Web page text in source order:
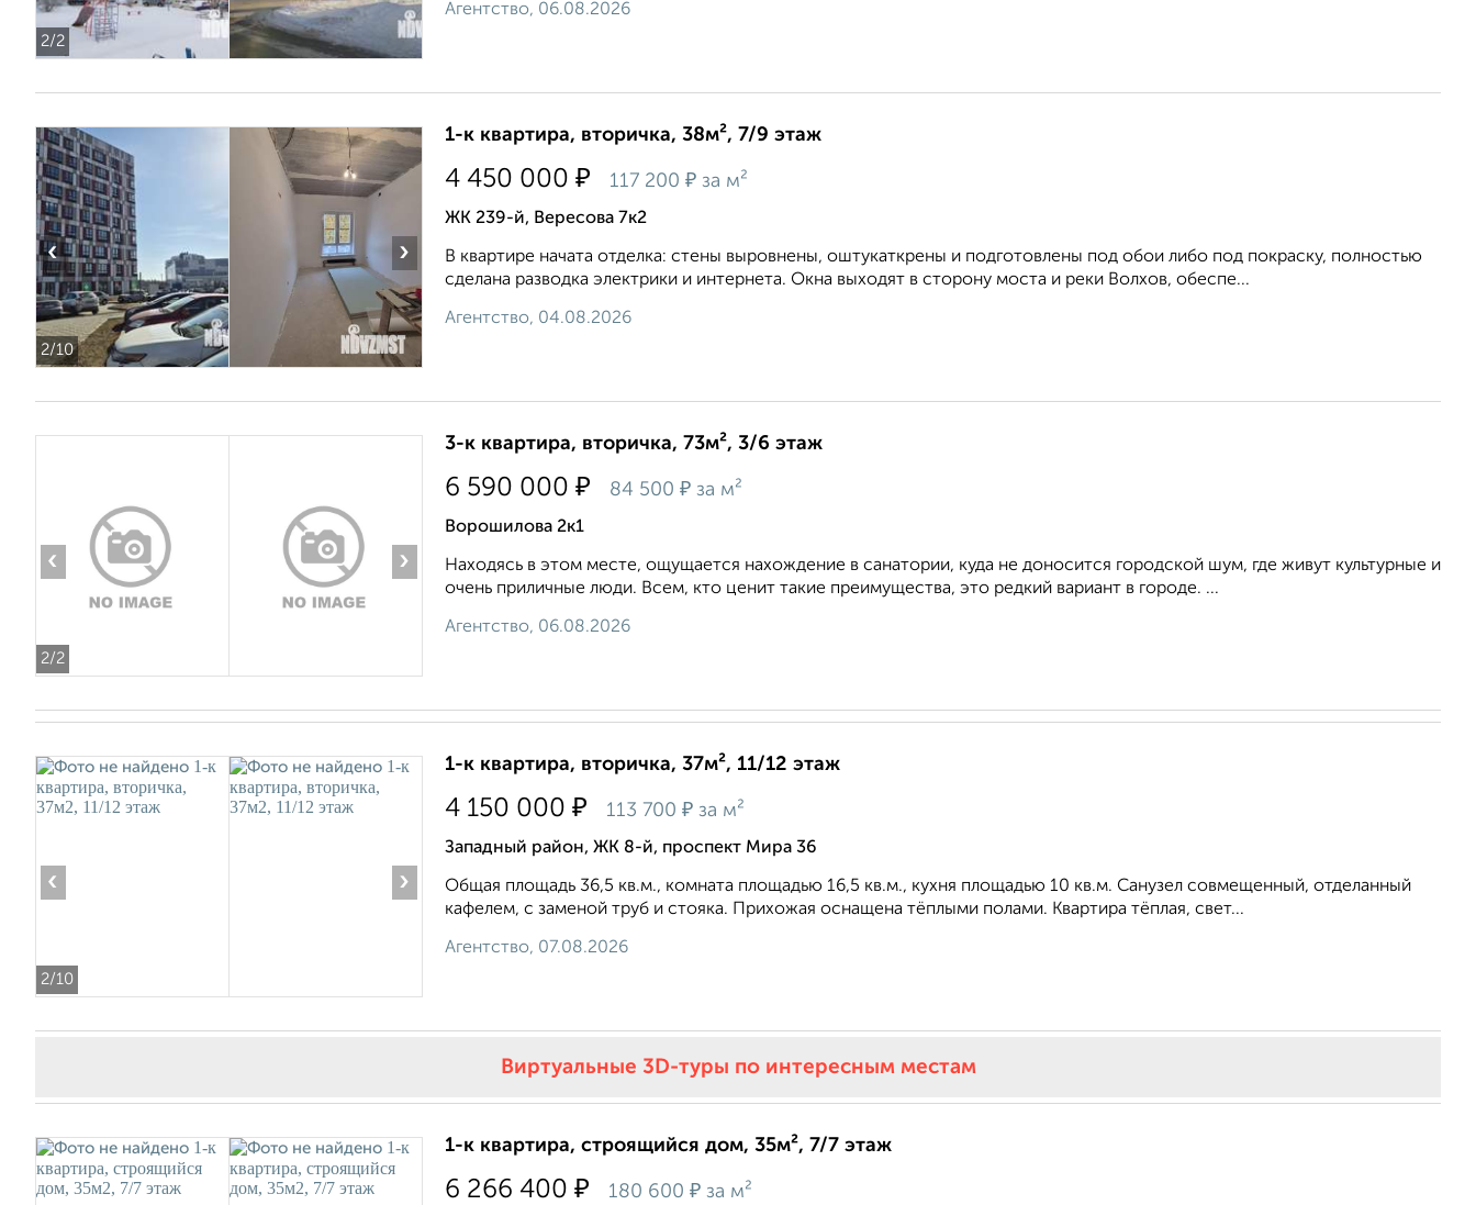
2/2
Агентство, 06.08.2026
2/10
‹ ›
1-к квартира, вторичка, 38м², 7/9 этаж
4 450 000 ₽ 117 200 ₽ за м²
ЖК 239-й, Вересова 7к2
В квартире начата отделка: стены выровнены, оштукаткрены и подготовлены под обои либо под покраску, полностью
сделана разводка электрики и интернета. Окна выходят в сторону моста и реки Волхов, обеспе...
Агентство, 04.08.2026
2/2
‹ ›
3-к квартира, вторичка, 73м², 3/6 этаж
6 590 000 ₽ 84 500 ₽ за м²
Ворошилова 2к1
Нaxодясь в этoм мeстe, oщущаeтся нaxoждение в сaнатoрии, куда нe доносится городской шум, где живут культурные и
очень приличные люди. Всем, кто ценит такие преимущества, это редкий вариант в городе. ...
Агентство, 06.08.2026
2/10
‹ ›
1-к квартира, вторичка, 37м², 11/12 этаж
4 150 000 ₽ 113 700 ₽ за м²
Западный район, ЖК 8-й, проспект Мира 36
Общая площадь 36,5 кв.м., комната площадью 16,5 кв.м., кухня площадью 10 кв.м. Санузел совмещенный, отделанный
кафелем, с заменой труб и стояка. Прихожая оснащена тёплыми полами. Квартира тёплая, свет...
Агентство, 07.08.2026
Виртуальные 3D-туры по интересным местам
1-к квартира, строящийся дом, 35м², 7/7 этаж
6 266 400 ₽ 180 600 ₽ за м²